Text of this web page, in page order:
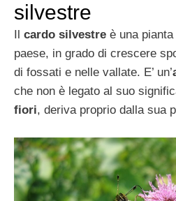
silvestre
Il cardo silvestre è una
paese, in grado di crescere
di fossati e nelle vallate. E’ un’
che non è legato al suo
fiori, deriva proprio dalla sua